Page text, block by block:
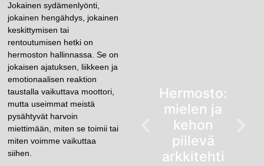
Jokainen sydämenlyönti,
jokainen hengähdys, jokainen
keskittymisen tai
rentoutumisen hetki on
hermoston hallinnassa. Se on
jokaisen ajatuksen, liikkeen ja
emotionaalisen reaktion
taustalla vaikuttava moottori,
mutta useimmat meistä
pysähtyvät harvoin
miettimään, miten se toimii tai
miten voimme vaikuttaa
siihen.
Hermosto:
mielen ja
kehon
piilevä
arkkitehti